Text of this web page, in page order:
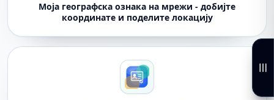
Моја географска ознака на мрежи - добијте
координате и поделите локацију